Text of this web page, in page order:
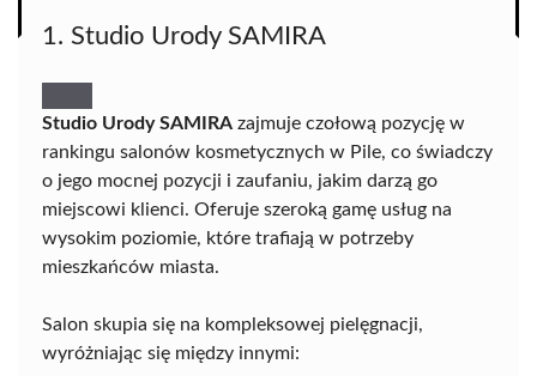
1. Studio Urody SAMIRA
Studio Urody SAMIRA zajmuje czołową pozycję w
rankingu salonów kosmetycznych w Pile, co świadczy
o jego mocnej pozycji i zaufaniu, jakim darzą go
miejscowi klienci. Oferuje szeroką gamę usług na
wysokim poziomie, które trafiają w potrzeby
mieszkańców miasta.
Salon skupia się na kompleksowej pielęgnacji,
wyróżniając się między innymi: